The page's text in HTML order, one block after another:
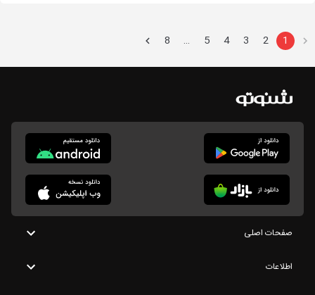
1
2
3
4
5
…
8
صفحات اصلی
اطلاعات